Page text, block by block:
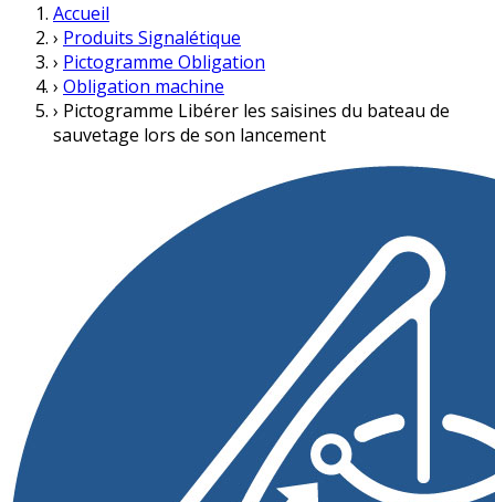
Accueil
› Produits Signalétique
› Pictogramme Obligation
› Obligation machine
› Pictogramme Libérer les saisines du bateau de
sauvetage lors de son lancement